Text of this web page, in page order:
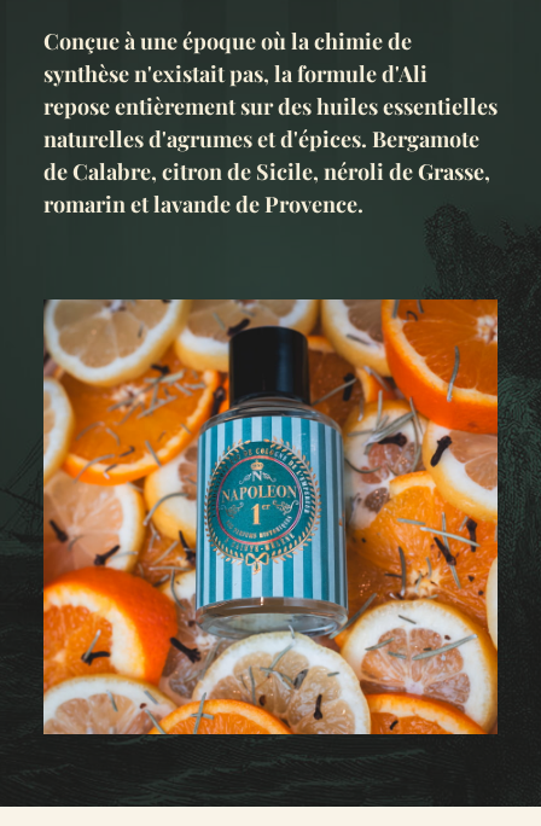
Conçue à une époque où la chimie de
synthèse n'existait pas, la formule d'Ali
repose entièrement sur des huiles essentielles
naturelles d'agrumes et d'épices. Bergamote
de Calabre, citron de Sicile, néroli de Grasse,
romarin et lavande de Provence.